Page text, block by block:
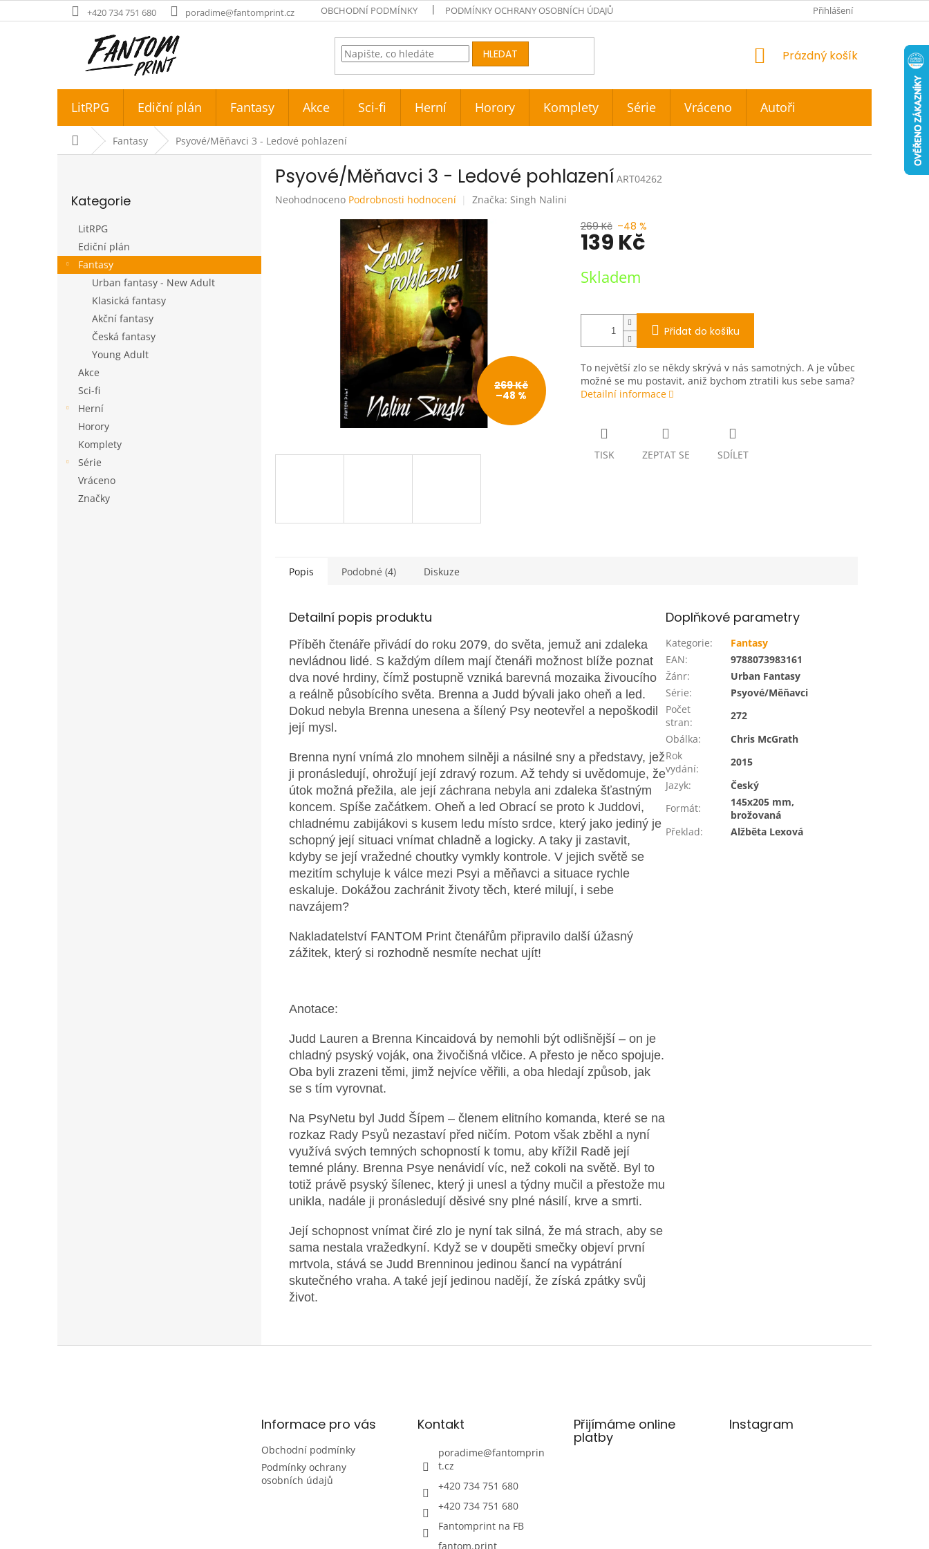
na
+420 734 751 680 poradime@fantomprint.cz OBCHODNÍ PODMÍNKY PODMÍNKY OCHRANY OSOBNÍCH ÚDAJŮ Přihlášení
HLEDAT
NÁKUPNÍ
Prázdný košík
LitRPG Ediční plán Fantasy Akce Sci-fi Herní Horory Komplety Série Vráceno Autoři
Domů Fantasy Psyové/Měňavci 3 - Ledové pohlazení
n
kategorie
Kategorie
LitRPG
Ediční plán
Fantasy
Urban fantasy - New Adult
Klasická fantasy
Akční fantasy
Česká fantasy
Young Adult
Akce
Sci-fi
Herní
Horory
Komplety
Série
Vráceno
Značky
Psyové/Měňavci 3 - Ledové pohlazení ART04262
Průměrné
Neohodnoceno Podrobnosti hodnocení Značka: Singh Nalini
269 Kč
–48 %
269 Kč –48 %
139 Kč
cena:
Skladem
Přidat do košíku
To největší zlo se někdy skrývá v nás samotných. A je vůbec
možné se mu postavit, aniž bychom ztratili kus sebe sama?
Detailní informace
TISK ZEPTAT SE SDÍLET
Popis Podobné (4) Diskuze
Detailní popis produktu
Příběh čtenáře přivádí do roku 2079, do světa, jemuž ani zdaleka
nevládnou lidé. S každým dílem mají čtenáři možnost blíže poznat
dva nové hrdiny, čímž postupně vzniká barevná mozaika živoucího
a reálně působícího světa. Brenna a Judd bývali jako oheň a led.
Dokud nebyla Brenna unesena a šílený Psy neotevřel a nepoškodil
její mysl.
Brenna nyní vnímá zlo mnohem silněji a násilné sny a představy, jež
ji pronásledují, ohrožují její zdravý rozum. Až tehdy si uvědomuje, že
útok možná přežila, ale její záchrana nebyla ani zdaleka šťastným
koncem. Spíše začátkem. Oheň a led Obrací se proto k Juddovi,
chladnému zabijákovi s kusem ledu místo srdce, který jako jediný je
schopný její situaci vnímat chladně a logicky. A taky ji zastavit,
kdyby se její vražedné choutky vymkly kontrole. V jejich světě se
mezitím schyluje k válce mezi Psyi a měňavci a situace rychle
eskaluje. Dokážou zachránit životy těch, které milují, i sebe
navzájem?
Nakladatelství FANTOM Print čtenářům připravilo další úžasný
zážitek, který si rozhodně nesmíte nechat ujít!
Anotace:
Judd Lauren a Brenna Kincaidová by nemohli být odlišnější – on je
chladný psyský voják, ona živočišná vlčice. A přesto je něco spojuje.
Oba byli zrazeni těmi, jimž nejvíce věřili, a oba hledají způsob, jak
se s tím vyrovnat.
Na PsyNetu byl Judd Šípem – členem elitního komanda, které se na
rozkaz Rady Psyů nezastaví před ničím. Potom však zběhl a nyní
využívá svých temných schopností k tomu, aby křížil Radě její
temné plány. Brenna Psye nenávidí víc, než cokoli na světě. Byl to
totiž právě psyský šílenec, který ji unesl a týdny mučil a přestože mu
unikla, nadále ji pronásledují děsivé sny plné násilí, krve a smrti.
Její schopnost vnímat čiré zlo je nyní tak silná, že má strach, aby se
sama nestala vražedkyní. Když se v doupěti smečky objeví první
mrtvola, stává se Judd Brenninou jedinou šancí na vypátrání
skutečného vraha. A také její jedinou nadějí, že získá zpátky svůj
život.
Doplňkové parametry
Kategorie:
Fantasy
EAN:
9788073983161
Žánr:
Urban Fantasy
Série:
Psyové/Měňavci
Počet
stran:
272
Obálka:
Chris McGrath
Rok
vydání:
2015
Jazyk:
Český
Formát:
145x205 mm,
brožovaná
Překlad: Alžběta Lexová
Informace pro vás
Obchodní podmínky
Podmínky ochrany
osobních údajů
Kontakt
poradime@fantomprin
t.cz
+420 734 751 680
+420 734 751 680
Fantomprint na FB
fantom.print
Přijímáme online
platby
Instagram